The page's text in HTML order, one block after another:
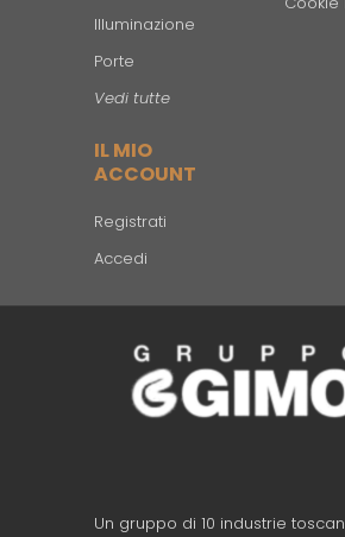
Illuminazione
Porte
Vedi tutte
IL MIO
ACCOUNT
Registrati
Accedi
Un gruppo di 10 industrie